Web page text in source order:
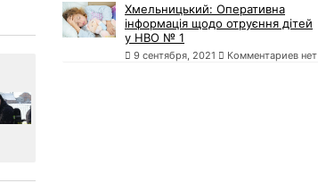
Хмельницький: Оперативна
інформація щодо отруєння дітей
у НВО № 1
9 сентября, 2021 Комментариев нет